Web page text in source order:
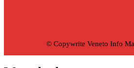
© Copywrite Veneto Info